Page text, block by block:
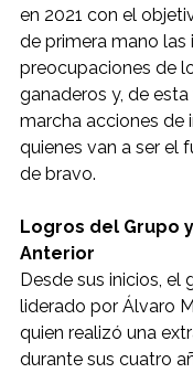
en 2021 con el
de primera mano las
preocupaciones de
ganaderos y, de
marcha acciones de
quienes van a ser el
de bravo.
Logros del Grupo
Anterior
Desde sus inicios, el
liderado por Álvaro
quien realizó una
durante sus cuatro